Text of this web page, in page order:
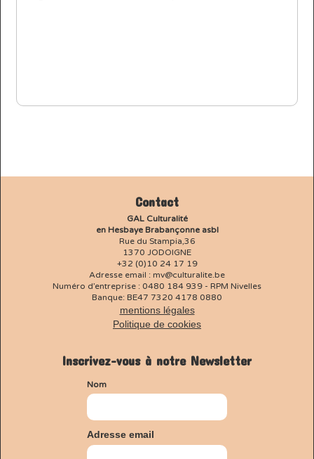
Contact
GAL Culturalité
en Hesbaye Brabançonne asbl
Rue du Stampia,36
1370 JODOIGNE
+32 (0)10 24 17 19
Adresse email : mv@culturalite.be
Numéro d’entreprise : 0480 184 939 - RPM Nivelles
Banque: BE47 7320 4178 0880
mentions légales
Politique de cookies
Inscrivez-vous à notre Newsletter
Nom
Adresse email